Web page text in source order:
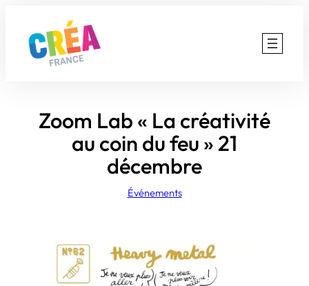
contenu
Zoom Lab « La créativité
au coin du feu » 21
décembre
Événements